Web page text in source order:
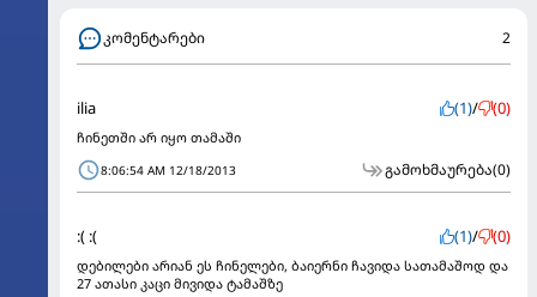
კომენტარები 2
ilia (1)/ (0)
ჩინეთში არ იყო თამაში
8:06:54 AM 12/18/2013 გამოხმაურება(0)
:( :( (1)/ (0)
დებილები არიან ეს ჩინელები, ბაიერნი ჩავიდა სათამაშოდ და
27 ათასი კაცი მივიდა ტამაშზე